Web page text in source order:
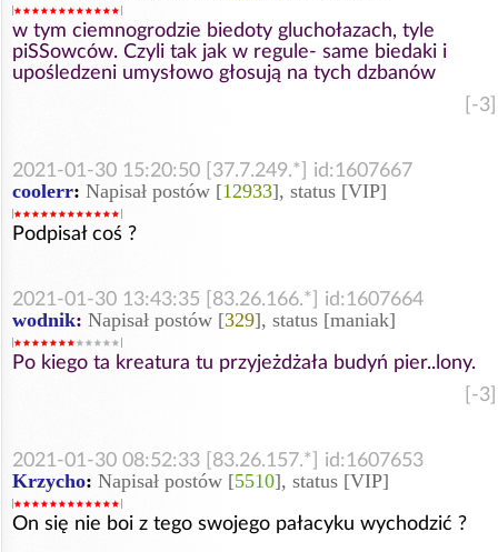
w tym ciemnogrodzie biedoty gluchołazach, tyle
piSSowców. Czyli tak jak w regule- same biedaki i
upośledzeni umysłowo głosują na tych dzbanów
[-3]
2021-01-30 15:20:50 [37.7.249.*] id:1607667
coolerr: Napisał postów [12933], status [VIP]
Podpisał coś ?
2021-01-30 13:43:35 [83.26.166.*] id:1607664
wodnik: Napisał postów [329], status [maniak]
Po kiego ta kreatura tu przyjeżdżała budyń pier..lony.
[-3]
2021-01-30 08:52:33 [83.26.157.*] id:1607653
Krzycho: Napisał postów [5510], status [VIP]
On się nie boi z tego swojego pałacyku wychodzić ?